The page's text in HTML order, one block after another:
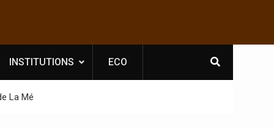
INSTITUTIONS ECO
La Mé